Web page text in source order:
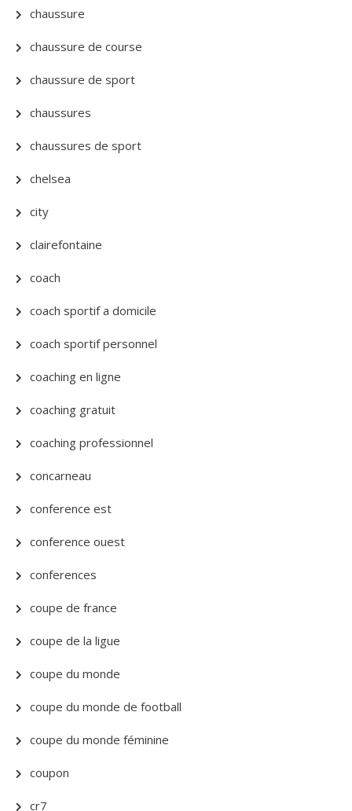
chaussure
chaussure de course
chaussure de sport
chaussures
chaussures de sport
chelsea
city
clairefontaine
coach
coach sportif a domicile
coach sportif personnel
coaching en ligne
coaching gratuit
coaching professionnel
concarneau
conference est
conference ouest
conferences
coupe de france
coupe de la ligue
coupe du monde
coupe du monde de football
coupe du monde féminine
coupon
cr7